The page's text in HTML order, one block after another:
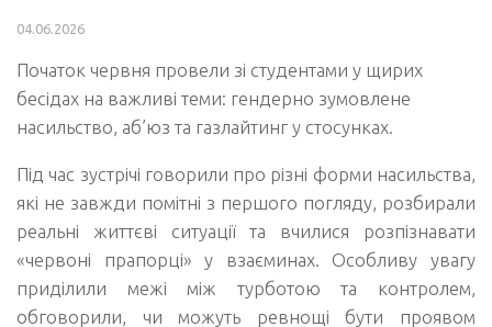
04.06.2026
Початок червня провели зі студентами у щирих
бесідах на важливі теми: гендерно зумовлене
насильство, аб’юз та газлайтинг у стосунках.
Під час зустрічі говорили про різні форми насильства,
які не завжди помітні з першого погляду, розбирали
реальні життєві ситуації та вчилися розпізнавати
«червоні прапорці» у взаєминах. Особливу увагу
приділили межі між турботою та контролем,
обговорили, чи можуть ревнощі бути проявом